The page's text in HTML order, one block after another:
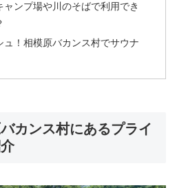
ンプ場や川のそばで利用でき
ュ！相模原バカンス村でサウナ
カンス村にあるプライ